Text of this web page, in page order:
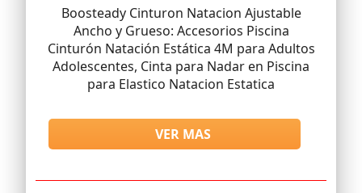
Boosteady Cinturon Natacion Ajustable
Ancho y Grueso: Accesorios Piscina
Cinturón Natación Estática 4M para Adultos
Adolescentes, Cinta para Nadar en Piscina
para Elastico Natacion Estatica
VER MAS